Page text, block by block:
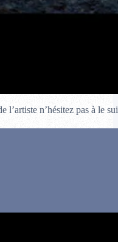
l’artiste n’hésitez pas à le